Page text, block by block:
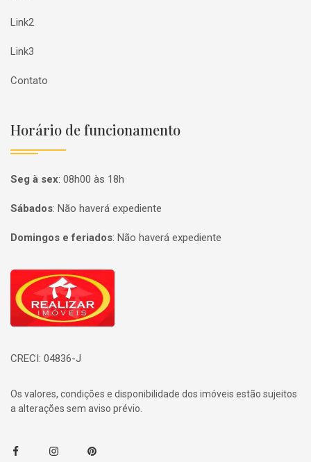
Link2
Link3
Contato
Horário de funcionamento
Seg à sex: 08h00 às 18h
Sábados: Não haverá expediente
Domingos e feriados: Não haverá expediente
Página inicial
CRECI: 04836-J
Os valores, condições e disponibilidade dos imóveis estão sujeitos
a alterações sem aviso prévio.
FacebookInstagramPinterest